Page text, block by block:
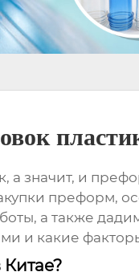
а значит, и
преформ,
а также
и какие